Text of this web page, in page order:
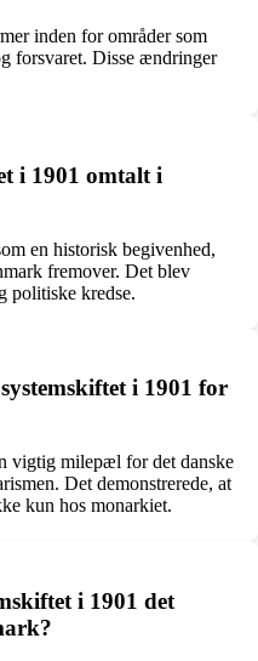
inden for områder som
forsvaret. Disse ændringer
i 1901 omtalt i
en historisk begivenhed,
fremover. Det blev
politiske kredse.
i 1901 for
vigtig milepæl for det danske
Det demonstrerede, at
kun hos monarkiet.
i 1901 det